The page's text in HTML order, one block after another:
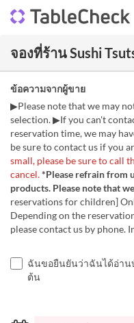
จองที่ร้าน Sushi
ข้อความจากผู้ขาย
▶Please note that we may
selection. ▶If you can't
reservation time, we may
be sure to contact us if you
small, please be sure to call
cancel.*Please refrain from
products. Please note that
reservations for children]
Depending on the
please contact us by phone.
ฉันขอยืนยันว่าฉันได้อ่าน
ต้น